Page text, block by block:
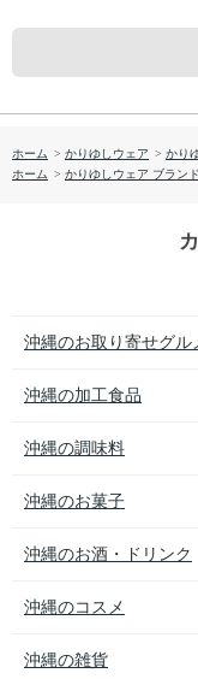
ホーム > かりゆしウェア > かり
ホーム > かりゆしウェア ブラン
沖縄のお取り寄せグル
沖縄の加工食品
沖縄の調味料
沖縄のお菓子
沖縄のお酒・ドリンク
沖縄のコスメ
沖縄の雑貨